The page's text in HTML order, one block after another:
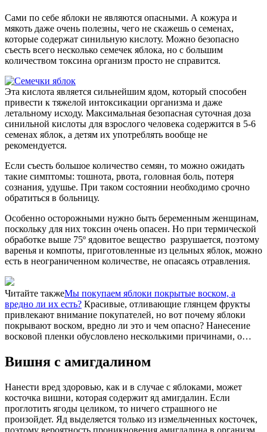
Сами по себе яблоки не являются опасными. А кожура и
мякоть даже очень полезны, чего не скажешь о семенах,
которые содержат синильную кислоту. Можно безопасно
съесть всего несколько семечек яблока, но с большим
количеством токсина организм просто не справится.
Эта кислота является сильнейшим ядом, который способен
привести к тяжелой интоксикации организма и даже
летальному исходу. Максимальная безопасная суточная доза
синильной кислоты для взрослого человека содержится в 5-6
семенах яблок, а детям их употреблять вообще не
рекомендуется.
Если съесть большое количество семян, то можно ожидать
такие симптомы: тошнота, рвота, головная боль, потеря
сознания, удушье. При таком состоянии необходимо срочно
обратиться в больницу.
Особенно осторожными нужно быть беременным женщинам,
поскольку для них токсин очень опасен. Но при термической
обработке выше 75º ядовитое вещество разрушается, поэтому
варенья и компоты, приготовленные из цельных яблок, можно
есть в неограниченном количестве, не опасаясь отравления.
Читайте такжеМы покупаем яблоки покрытые воском, а
вредно ли их есть? Красивые, отливающие глянцем фрукты
привлекают внимание покупателей, но вот почему яблоки
покрывают воском, вредно ли это и чем опасно? Нанесение
восковой пленки обусловлено несколькими причинами, о…
Вишня с амигдалином
Нанести вред здоровью, как и в случае с яблоками, может
косточка вишни, которая содержит яд амигдалин. Если
проглотить ягоды целиком, то ничего страшного не
произойдет. Яд выделяется только из измельченных косточек,
поэтому вероятность проникновения амигдалина в организм